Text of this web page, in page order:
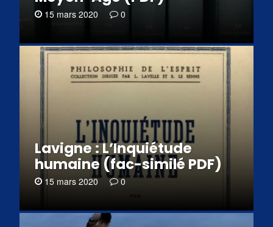
15 mars 2020 0
Lavigne : L’Inquiétude
humaine (fac-similé PDF)
15 mars 2020 0